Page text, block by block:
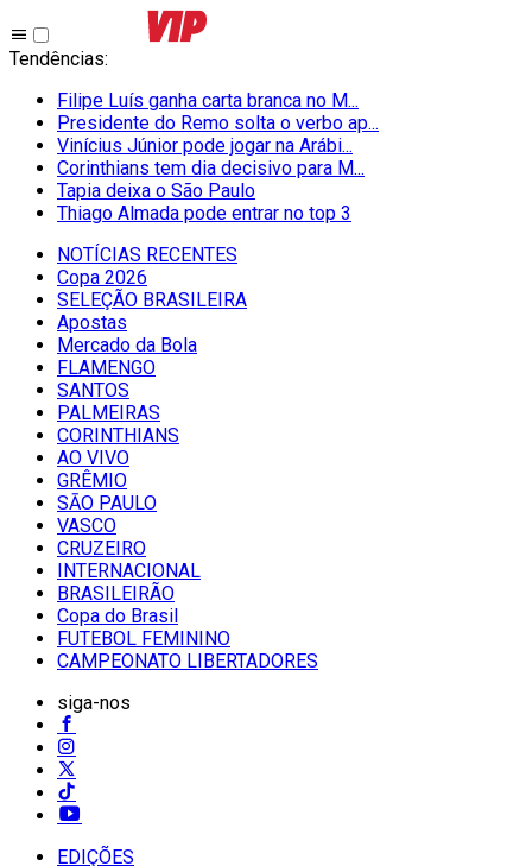
Tendências:
Filipe Luís ganha carta branca no M...
Presidente do Remo solta o verbo ap...
Vinícius Júnior pode jogar na Arábi...
Corinthians tem dia decisivo para M...
Tapia deixa o São Paulo
Thiago Almada pode entrar no top 3
NOTÍCIAS RECENTES
Copa 2026
SELEÇÃO BRASILEIRA
Apostas
Mercado da Bola
FLAMENGO
SANTOS
PALMEIRAS
CORINTHIANS
AO VIVO
GRÊMIO
SĀO PAULO
VASCO
CRUZEIRO
INTERNACIONAL
BRASILEIRÃO
Copa do Brasil
FUTEBOL FEMININO
CAMPEONATO LIBERTADORES
siga-nos
EDIÇÕES